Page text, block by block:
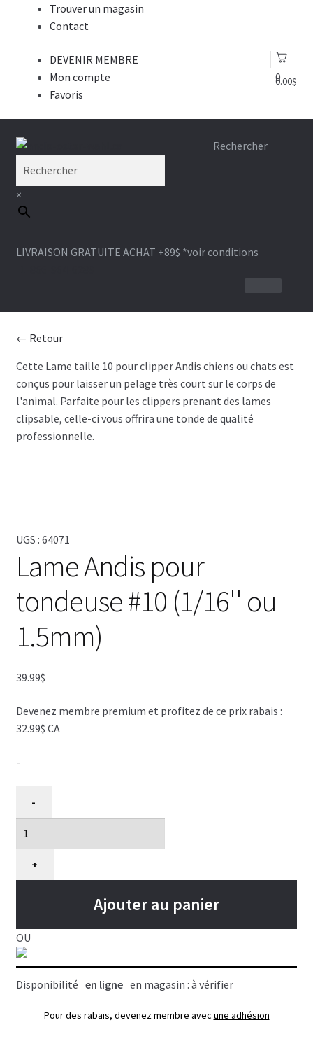
Trouver un magasin
Contact
0
0.00$
DEVENIR MEMBRE
Mon compte
Favoris
Aller
navigation
Aller
Rechercher
×
LIVRAISON GRATUITE ACHAT +89$ *voir conditions
ANDIS
WAHL
HEINIGER
GAIN GROOMING
AIGUISAGES
Blog
VENTES
← Retour
Cette Lame taille 10 pour clipper Andis chiens ou chats est
conçus pour laisser un pelage très court sur le corps de
l'animal. Parfaite pour les clippers prenant des lames
clipsable, celle-ci vous offrira une tonde de qualité
professionnelle.
UGS : 64071
Lame Andis pour
tondeuse #10 (1/16'' ou
1.5mm)
39.99$
Devenez membre premium et profitez de ce prix rabais :
32.99$ CA
-
Lame
pour
tondeuse
ou
1.5mm)
-
+
Ajouter au panier
OU
Disponibilité en ligne en magasin : à vérifier
Pour des rabais, devenez membre avec une adhésion